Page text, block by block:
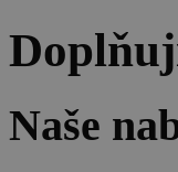
Naše